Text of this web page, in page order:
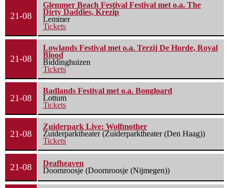
21-08
Glemmer Beach Festival Festival met o.a. The
Dirty Daddies, Krezip
Lemmer
Tickets
21-08
Lowlands Festival met o.a. Terzij De Horde, Royal
Blood
Biddinghuizen
Tickets
21-08
Badlands Festival met o.a. Bongloard
Lottum
Tickets
21-08
Zuiderpark Live: Wolfmother
Zuiderparktheater (Zuiderparktheater (Den Haag))
Tickets
21-08
Deafheaven
Doornroosje (Doornroosje (Nijmegen))